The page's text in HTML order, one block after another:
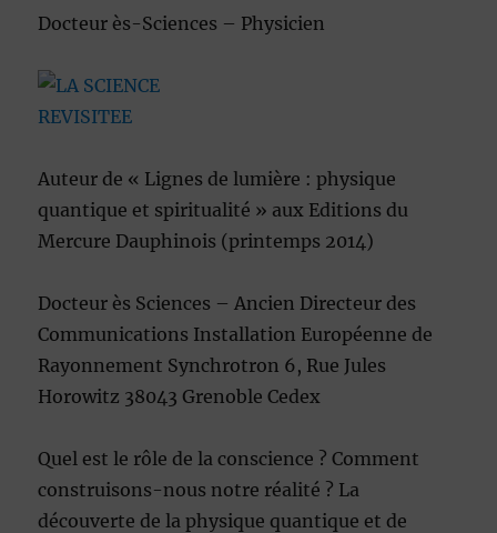
Docteur ès-Sciences – Physicien
Auteur de « Lignes de lumière : physique
quantique et spiritualité » aux Editions du
Mercure Dauphinois (printemps 2014)
Docteur ès Sciences – Ancien Directeur des
Communications Installation Européenne de
Rayonnement Synchrotron 6, Rue Jules
Horowitz 38043 Grenoble Cedex
Quel est le rôle de la conscience ? Comment
construisons-nous notre réalité ? La
découverte de la physique quantique et de